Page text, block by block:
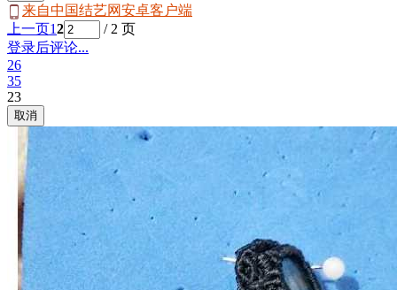
来自中国结艺网安卓客户端
上一页12
/ 2 页
登录后评论...
26
35
23
取消